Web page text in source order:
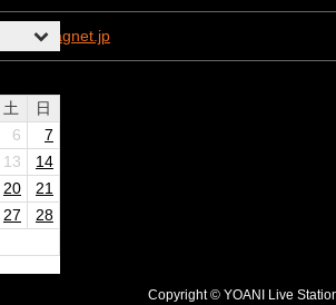
土
日
6
7
13
14
20
21
27
28
lsinfo@yagnet.jp
Copyright © YOANI Live